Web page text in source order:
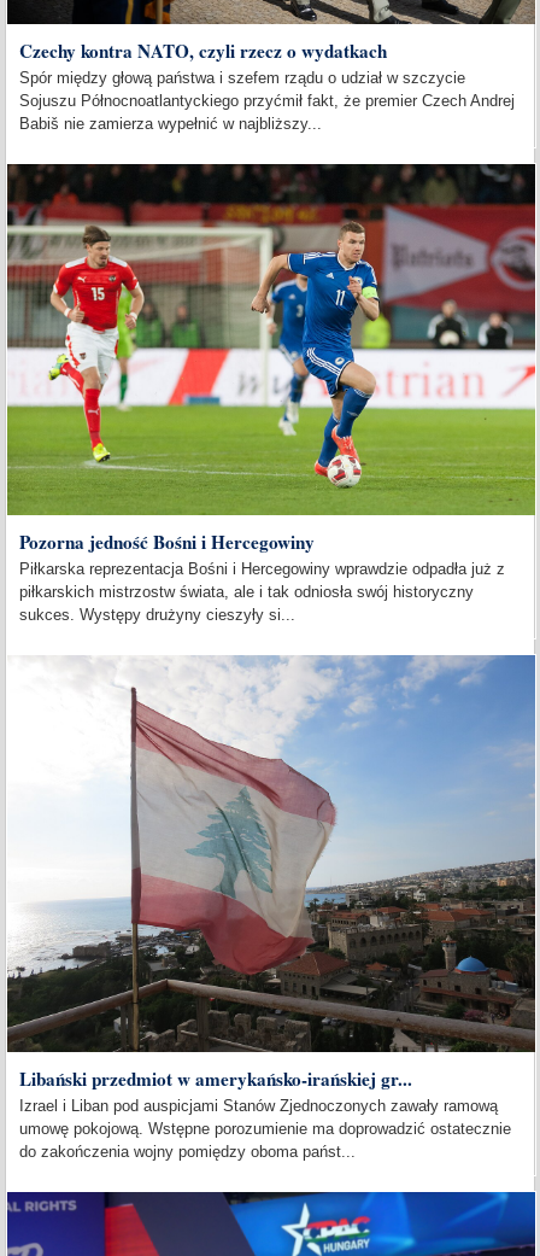
Czechy kontra NATO, czyli rzecz o wydatkach
Spór między głową państwa i szefem rządu o udział w szczycie
Sojuszu Północnoatlantyckiego przyćmił fakt, że premier Czech Andrej
Babiš nie zamierza wypełnić w najbliższy...
Pozorna jedność Bośni i Hercegowiny
Piłkarska reprezentacja Bośni i Hercegowiny wprawdzie odpadła już z
piłkarskich mistrzostw świata, ale i tak odniosła swój historyczny
sukces. Występy drużyny cieszyły si...
Libański przedmiot w amerykańsko-irańskiej gr...
Izrael i Liban pod auspicjami Stanów Zjednoczonych zawały ramową
umowę pokojową. Wstępne porozumienie ma doprowadzić ostatecznie
do zakończenia wojny pomiędzy oboma państ...